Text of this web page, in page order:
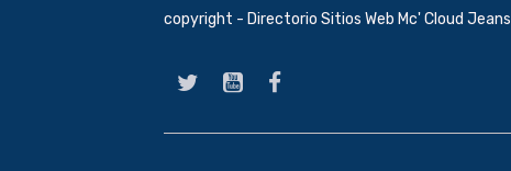
copyright - Directorio Sitios Web Mc' Cloud Jeans